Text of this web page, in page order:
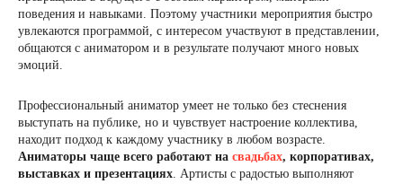
поведения и навыками. Поэтому участники мероприятия быстро
увлекаются программой, с интересом участвуют в представлении,
общаются с аниматором и в результате получают много новых
эмоций.
Профессиональный аниматор умеет не только без стеснения
выступать на публике, но и чувствует настроение коллектива,
находит подход к каждому участнику в любом возрасте.
Аниматоры чаще всего работают на свадьбах, корпоративах,
выставках и презентациях. Артисты с радостью выполняют